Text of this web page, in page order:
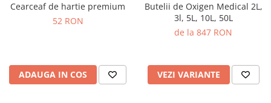
Cearceaf de hartie premium
52 RON
ADAUGA IN COS
Butelii de Oxigen Medical 2L,
3l, 5L, 10L, 50L
de la 847 RON
VEZI VARIANTE